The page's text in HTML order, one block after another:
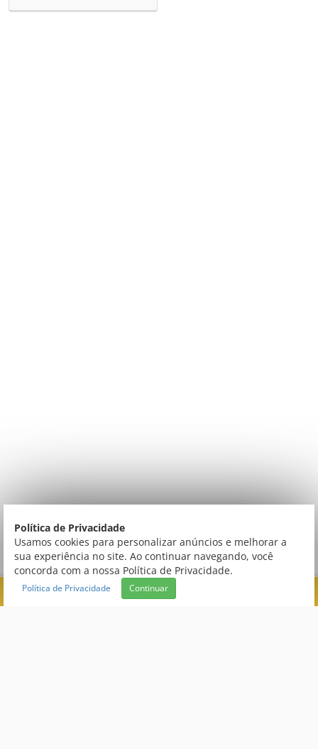
Política de Privacidade
Usamos cookies para personalizar anúncios e melhorar a
sua experiência no site. Ao continuar navegando, você
concorda com a nossa Política de Privacidade.
Política de Privacidade Continuar
FILTRAR